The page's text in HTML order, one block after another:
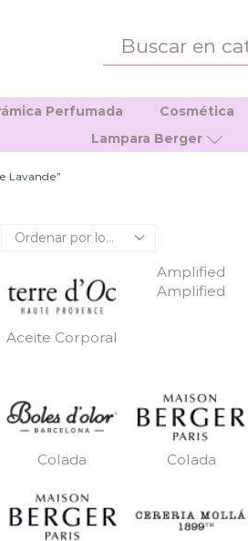
Perfumada Cosmética
Lampara Berger
Lavande”
Aceite Corporal
Amplified
Amplified
Colada Colada